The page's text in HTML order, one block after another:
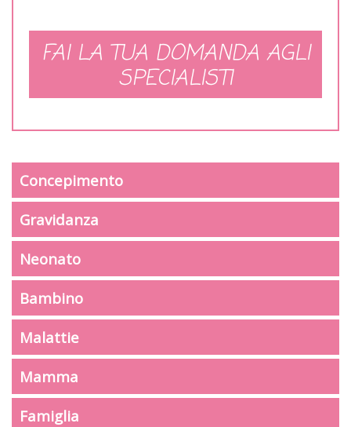
FAI LA TUA DOMANDA AGLI
SPECIALISTI
Concepimento
Gravidanza
Neonato
Bambino
Malattie
Mamma
Famiglia